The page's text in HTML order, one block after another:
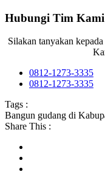
Hubungi Tim Kami
Silakan tanyakan
0812-1273-3335
0812-1273-3335
Tags :
Bangun gudang di
Share This :